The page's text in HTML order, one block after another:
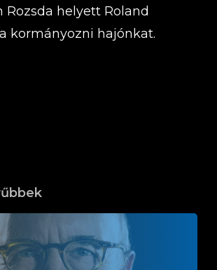
Rozsda helyett Roland
kormányozni hajónkat.